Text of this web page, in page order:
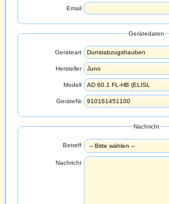
Email
Gerätedaten
Geräteart
Hersteller
Modell
GeräteNr
Nachricht
Betreff
Nachricht